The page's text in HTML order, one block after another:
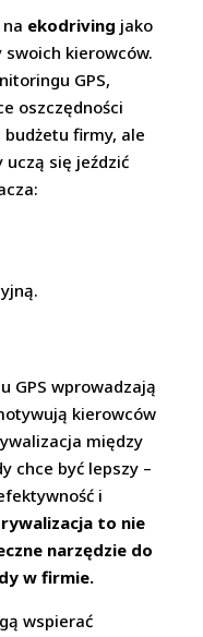
ekodriving jako
kierowców.
GPS,
oszczędności
firmy, ale
uczą się jeździć
GPS wprowadzają
kierowców
między
chce być lepszy –
i
to nie
narzędzie do
w firmie.
wspierać